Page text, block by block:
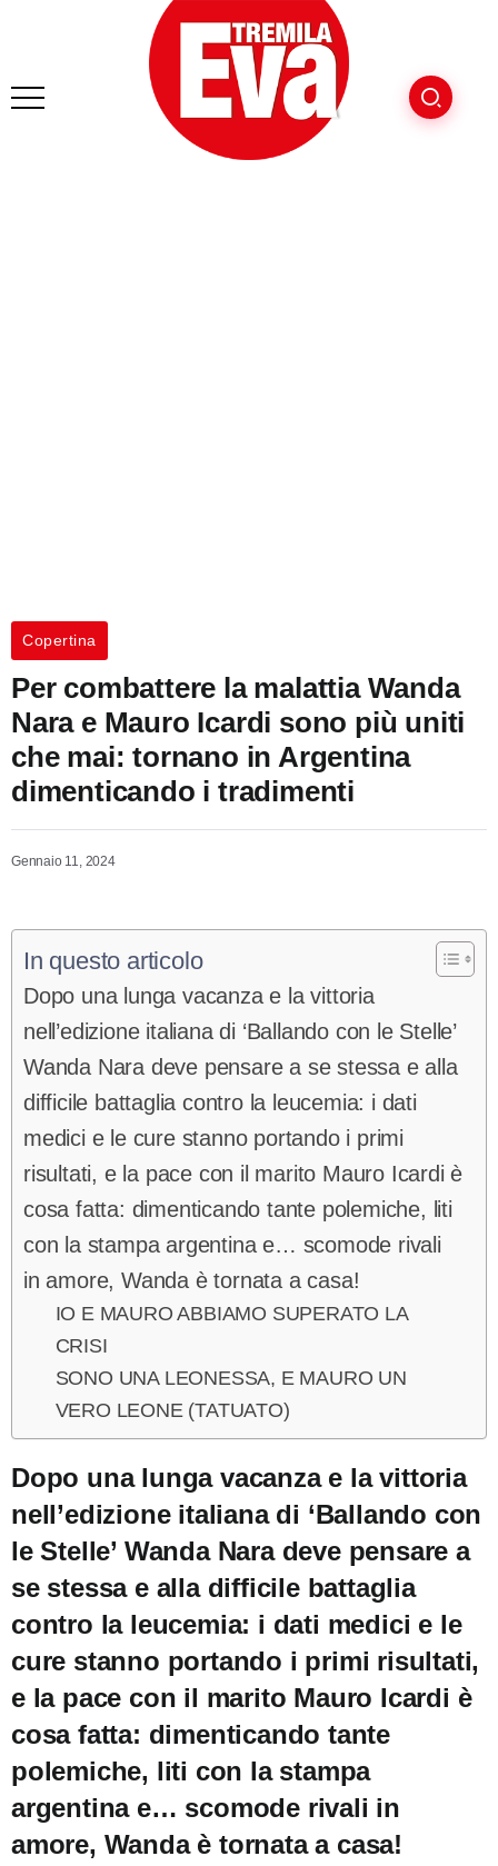
Copertina
Per combattere la malattia Wanda
Nara e Mauro Icardi sono più uniti
che mai: tornano in Argentina
dimenticando i tradimenti
Gennaio 11, 2024
In questo articolo
Dopo una lunga vacanza e la vittoria
nell’edizione italiana di ‘Ballando con le Stelle’
Wanda Nara deve pensare a se stessa e alla
difficile battaglia contro la leucemia: i dati
medici e le cure stanno portando i primi
risultati, e la pace con il marito Mauro Icardi è
cosa fatta: dimenticando tante polemiche, liti
con la stampa argentina e… scomode rivali
in amore, Wanda è tornata a casa!
IO E MAURO ABBIAMO SUPERATO LA
CRISI
SONO UNA LEONESSA, E MAURO UN
VERO LEONE (TATUATO)
Dopo una lunga vacanza e la vittoria
nell’edizione italiana di ‘Ballando con
le Stelle’ Wanda Nara deve pensare a
se stessa e alla difficile battaglia
contro la leucemia: i dati medici e le
cure stanno portando i primi risultati,
e la pace con il marito Mauro Icardi è
cosa fatta: dimenticando tante
polemiche, liti con la stampa
argentina e… scomode rivali in
amore, Wanda è tornata a casa!